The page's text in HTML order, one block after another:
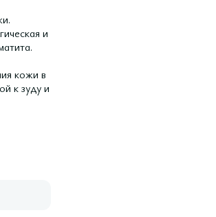
и
кожи в
к зуду и